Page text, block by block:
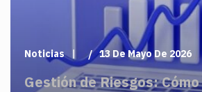
Noticias 13 De Mayo De 2026
Gestión de Riesgos: